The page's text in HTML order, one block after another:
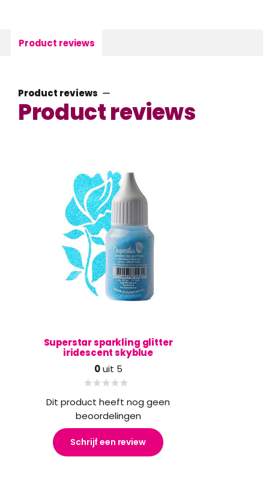
Product reviews
Product reviews
Product reviews
Superstar sparkling glitter
iridescent skyblue
0uit 5
Dit product heeft nog geen
beoordelingen
Schrijf een review